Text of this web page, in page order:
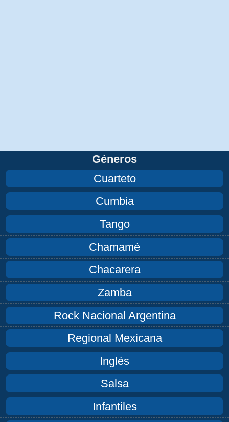
Géneros
Cuarteto
Cumbia
Tango
Chamamé
Chacarera
Zamba
Rock Nacional Argentina
Regional Mexicana
Inglés
Salsa
Infantiles